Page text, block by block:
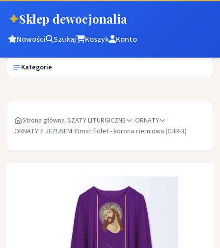
✦Sklep dewocjonalia
Nowości Szukaj Koszyk Konto
Kategorie
Strona główna/SZATY LITURGICZNE /ORNATY
/
ORNATY Z JEZUSEM/Ornat fiolet - korona cierniowa (CHR-3)